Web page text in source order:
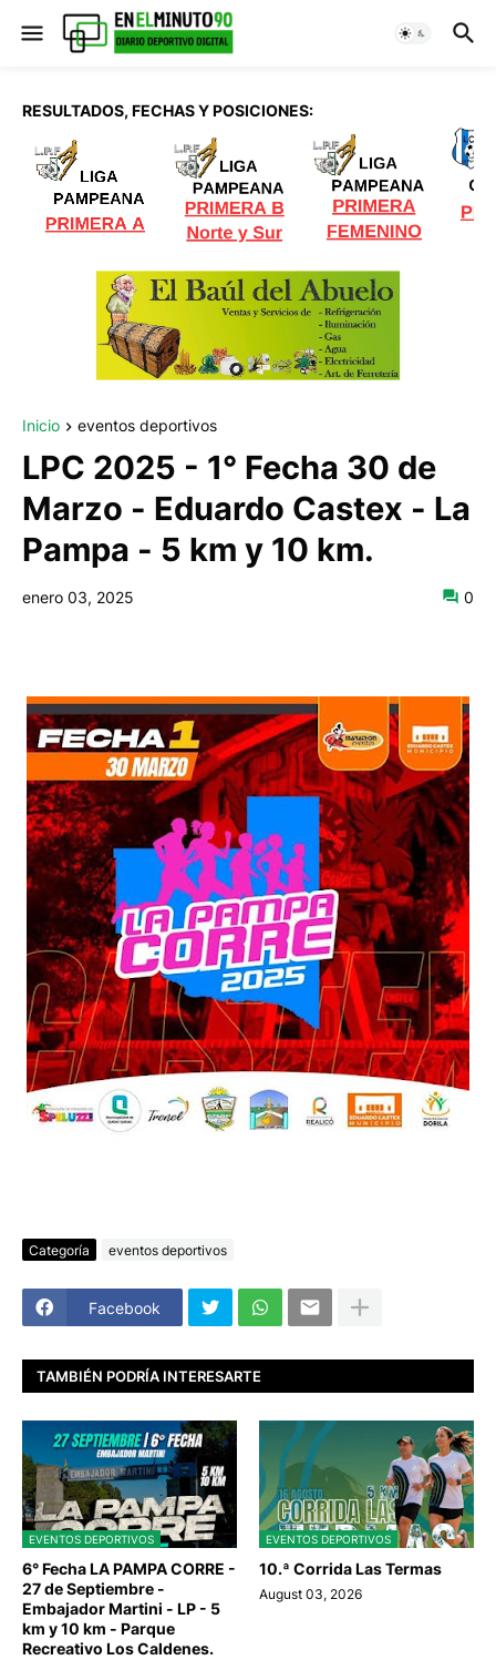
RESULTADOS, FECHAS Y POSICIONES:
Inicio eventos deportivos
LPC 2025 - 1° Fecha 30 de
Marzo - Eduardo Castex - La
Pampa - 5 km y 10 km.
enero 03, 2025 0
Categoría eventos deportivos
Facebook
TAMBIÉN PODRÍA INTERESARTE
EVENTOS DEPORTIVOS
6° Fecha LA PAMPA CORRE -
27 de Septiembre -
Embajador Martini - LP - 5
km y 10 km - Parque
Recreativo Los Caldenes.
EVENTOS DEPORTIVOS
10.ª Corrida Las Termas
August 03, 2026